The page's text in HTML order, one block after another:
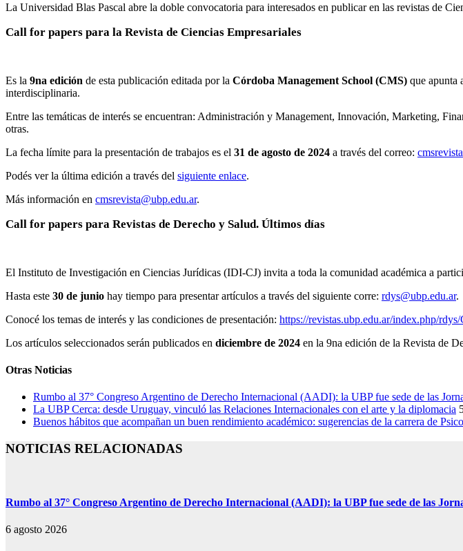
La Universidad Blas Pascal abre la doble convocatoria para interesados en publicar en las revistas de
Call for papers para la Revista de Ciencias Empresariales
Es la 9na edición de esta publicación editada por la Córdoba Management School (CMS) que apunta
interdisciplinaria.
Entre las temáticas de interés se encuentran: Administración y Management, Innovación, Marketing,
otras.
La fecha límite para la presentación de trabajos es el 31 de agosto de 2024 a través del correo:
Podés ver la última edición a través del siguiente enlace.
Más información en cmsrevista@ubp.edu.ar.
Call for papers para Revistas de Derecho y Salud. Últimos días
El Instituto de Investigación en Ciencias Jurídicas (IDI-CJ) invita a toda la comunidad académica a
Hasta este 30 de junio hay tiempo para presentar artículos a través del siguiente corre: rdys@ubp.edu.ar.
Conocé los temas de interés y las condiciones de presentación: https://revistas.ubp.edu.ar/index.php/
Los artículos seleccionados serán publicados en diciembre de 2024 en la 9na edición de la Revista de
Otras Noticias
Rumbo al 37° Congreso Argentino de Derecho Internacional (AADI): la UBP fue sede de las
La UBP Cerca: desde Uruguay, vinculó las Relaciones Internacionales con el arte y la diplomacia
Buenos hábitos que acompañan un buen rendimiento académico: sugerencias de la carrera de
NOTICIAS RELACIONADAS
Rumbo al 37° Congreso Argentino de Derecho Internacional (AADI): la UBP fue sede de las
6 agosto 2026